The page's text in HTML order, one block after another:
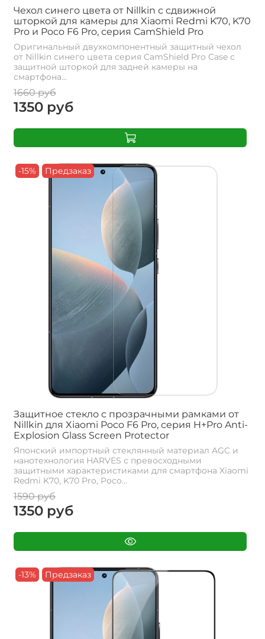
Чехол синего цвета от Nillkin с сдвижной
шторкой для камеры для Xiaomi Redmi K70, K70
Pro и Poco F6 Pro, серия CamShield Pro
Оригинальный двухкомпонентный защитный чехол
от Nillkin синего цвета серия CamShield Pro Case с
защитной шторкой для задней камеры на
смартфона...
1660 руб
1350 руб
-15% Предзаказ
Защитное стекло с прозрачными рамками от
Nillkin для Xiaomi Poco F6 Pro, серия H+Pro Anti-
Explosion Glass Screen Protector
Японский импортный стеклянный материал AGC и
нанотехнология HARVES с превосходными
защитными характеристиками для смартфона Xiaomi
Redmi K70, K70 Pro, Poco...
1590 руб
1350 руб
-13% Предзаказ